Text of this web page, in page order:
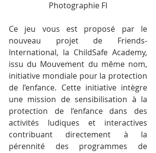
Photographie FI
Ce jeu vous est proposé par le
nouveau projet de Friends-
International, la ChildSafe Academy,
issu du Mouvement du même nom,
initiative mondiale pour la protection
de l’enfance. Cette initiative intègre
une mission de sensibilisation à la
protection de l’enfance dans des
activités ludiques et interactives
contribuant directement à la
pérennité des programmes de